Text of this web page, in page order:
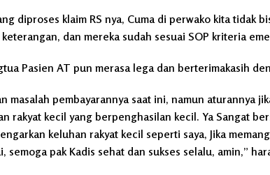
diproses klaim RS nya, Cuma di perwako kita tidak
dan mereka sudah sesuai SOP kriteria
Pasien AT pun merasa lega dan berterimakasih
masalah pembayarannya saat ini, namun aturannya
rakyat kecil yang berpenghasilan kecil. Ya Sangat
keluhan rakyat kecil seperti saya, Jika
semoga pak Kadis sehat dan sukses selalu, amin,”